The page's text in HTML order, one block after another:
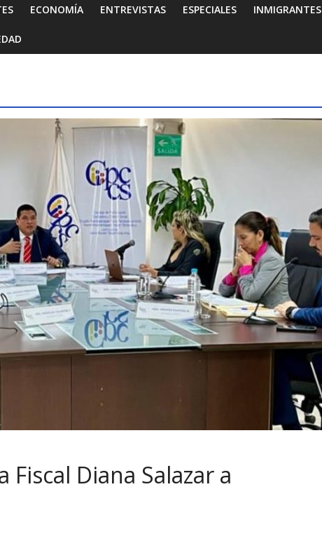
ECONOMÍA ENTREVISTAS ESPECIALES INMIGRANTES
Fiscal Diana Salazar a